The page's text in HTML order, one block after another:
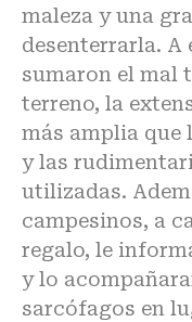
maleza y una
desenterrarla. A
sumaron el mal
terreno, la
más amplia que
y las
utilizadas.
campesinos, a
regalo, le
y lo
sarcófagos en